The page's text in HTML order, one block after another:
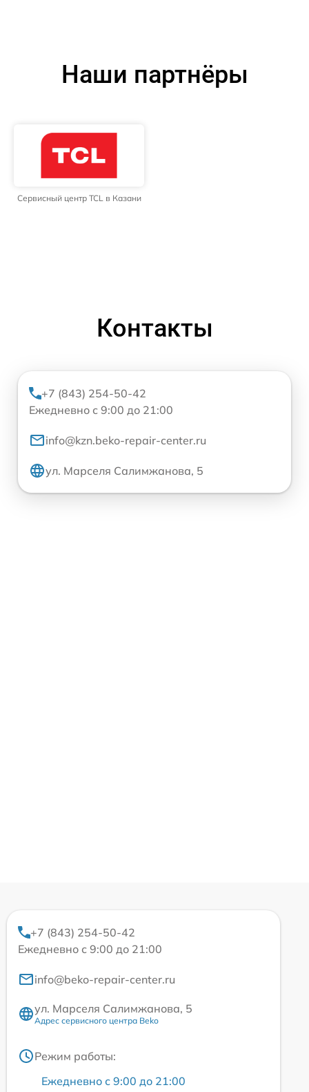
Наши партнёры
Сервисный центр TCL в Казани
Контакты
+7 (843) 254-50-42
Ежедневно с 9:00 до 21:00
info@kzn.beko-repair-center.ru
ул. Марселя Салимжанова, 5
+7 (843) 254-50-42
Ежедневно с 9:00 до 21:00
info@beko-repair-center.ru
ул. Марселя Салимжанова, 5
Адрес сервисного центра Beko
Режим работы:
Ежедневно с 9:00 до 21:00